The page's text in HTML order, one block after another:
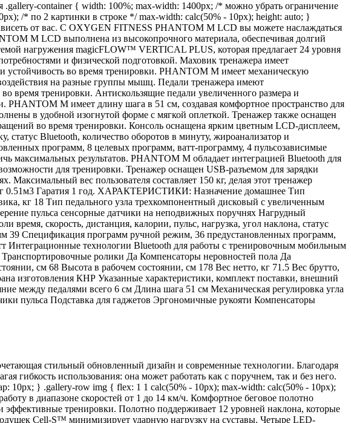
container { width: 100%; max-width: 1400px; /* можно убрать ограничение
/* по 2 картинки в строке */ max-width: calc(50% - 10px); height: auto; }
от вас. С OXYGEN FITNESS PHANTOM M LCD вы можете наслаждаться
M LCD выполнена из высокопрочного материала, обеспечивая долгий
нагружения magicFLOW™ VERTICAL PLUS, которая предлагает 24 уровня
и физической подготовкой. Маховик тренажера имеет
устойчивость во время тренировки. PHANTOM M имеет механическую
на разные группы мышц. Педали тренажера имеют
время тренировки. Антискользящие педали увеличенного размера и
PHANTOM M имеет длину шага в 51 см, создавая комфортное пространство для
в удобной изогнутой форме с мягкой оплеткой. Тренажер также оснащен
во время тренировки. Консоль оснащена ярким цветным LCD-дисплеем,
статус Bluetooth, количество оборотов в минуту, жироанализатор и
программ, 8 целевых программ, ватт-программу, 4 пульсозависимые
максимальных результатов. PHANTOM M обладает интеграцией Bluetooth для
для тренировки. Тренажер оснащен USB-разъемом для зарядки
вес пользователя составляет 150 кг, делая этот тренажер
0.51м3 Гаратия 1 год. ХАРАКТЕРИСТИКИ: Назначение домашнее Тип
кг 18 Тип педального узла трехкомпонентный дисковый с увеличенным
пульса сенсорные датчики на неподвижных поручнях Нагрудный
скорость, дистанция, калории, пульс, нагрузка, угол наклона, статус
39 Спецификация программ ручной режим, 36 предустановленных программ,
технологии Bluetooth для работы с тренировочным мобильным
ролики Да Компенсаторы неровностей пола Да
см 68 Высота в рабочем состоянии, см 178 Вес нетто, кг 71.5 Вес брутто,
изготовления КНР Указанные характеристики, комплект поставки, внешний
между педалями всего 6 см Длина шага 51 см Механическая регулировка угла
пульса Подставка для гаджетов Эргономичные рукояти Компенсаторы
стильный обновленный дизайн и современные технологии. Благодаря
гибкость использования: она может работать как с поручнем, так и без него.
10px; } .gallery-row img { flex: 1 1 calc(50% - 10px); max-width: calc(50% - 10px);
в диапазоне скоростей от 1 до 14 км/ч. Комфортное беговое полотно
тренировки. Полотно поддерживает 12 уровней наклона, которые
Cell-S™ минимизирует ударную нагрузку на суставы. Четыре LED-